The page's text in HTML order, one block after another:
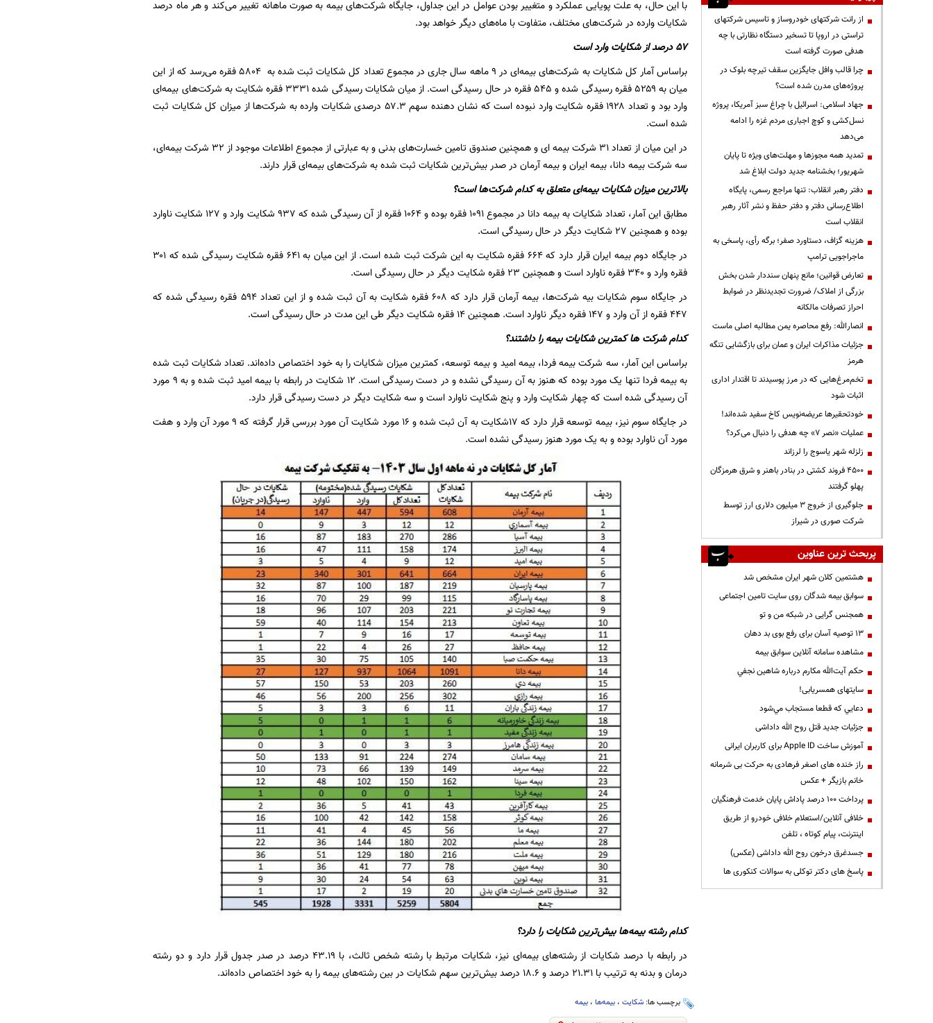
با این حال، به علت پویایی عملکرد و متغییر بودن عوامل در این جداول، جایگاه شرکت‌های بیمه به صورت ماهانه تغییر می‌کند و هر ماه درصد
شکایات وارده در شرکت‌های مختلف، متفاوت با ماه‌های دیگر خواهد بود.
۵۷ درصد از شکایات وارد است
براساس آمار کل شکایات به شرکت‌های بیمه‌ای در ۹ ماهه سال جاری در مجموع تعداد کل شکایات ثبت شده به ۵۸۰۴ فقره می‌رسد که از این
میان به ۵۲۵۹ فقره رسیدگی شده و ۵۴۵ فقره در حال رسیدگی است. از میان شکایات رسیدگی شده ۳۳۳۱ فقره شکایت به شرکت‌های بیمه‌ای
وارد بود و تعداد ۱۹۲۸ فقره شکایت وارد نبوده است که نشان دهنده سهم ۵۷.۳ درصدی شکایات وارده به شرکت‌ها از میزان کل شکایات ثبت
شده است.
در این میان از تعداد ۳۱ شرکت بیمه ای و همچنین صندوق تامین خسارت‌های بدنی و به عبارتی از مجموع اطلاعات موجود از ۳۲ شرکت بیمه‌ای،
سه شرکت بیمه دانا، بیمه ایران و بیمه آرمان در صدر بیش‌ترین شکایات ثبت شده به شرکت‌های بیمه‌ای قرار دارند.
بالاترین میزان شکایات بیمه‌ای متعلق به کدام شرکت‌ها است؟
مطابق این آمار، تعداد شکایات به بیمه دانا در مجموع ۱۰۹۱ فقره بوده و ۱۰۶۴ فقره از آن رسیدگی شده که ۹۳۷ شکایت وارد و ۱۲۷ شکایت ناوارد
بوده و همچنین ۲۷ شکایت دیگر در حال رسیدگی است.
در جایگاه دوم بیمه ایران قرار دارد که ۶۶۴ فقره شکایت به این شرکت ثبت شده است. از این میان به ۶۴۱ فقره شکایت رسیدگی شده که ۳۰۱
فقره وارد و ۳۴۰ فقره ناوارد است و همچنین ۲۳ فقره شکایت دیگر در حال رسیدگی است.
در جایگاه سوم شکایات بیه شرکت‌ها، بیمه آرمان قرار دارد که ۶۰۸ فقره شکایت به آن ثبت شده و از این تعداد ۵۹۴ فقره رسیدگی شده که
۴۴۷ فقره از آن وارد و ۱۴۷ فقره دیگر ناوارد است. همچنین ۱۴ فقره شکایت دیگر طی این مدت در حال رسیدگی است.
کدام شرکت ها کمترین شکایات بیمه را داشتند؟
براساس این آمار، سه شرکت بیمه فردا، بیمه امید و بیمه توسعه، کمترین میزان شکایات را به خود اختصاص داده‌اند. تعداد شکایات ثبت شده
به بیمه فردا تنها یک مورد بوده که هنوز به آن رسیدگی نشده و در دست رسیدگی است. ۱۲ شکایت در رابطه با بیمه امید ثبت شده و به ۹ مورد
آن رسیدگی شده است که چهار شکایت وارد و پنج شکایت ناوارد است و سه شکایت دیگر در دست رسیدگی قرار دارد.
در جایگاه سوم نیز، بیمه توسعه قرار دارد که ۱۷شکایت به آن ثبت شده و ۱۶ مورد شکایت آن مورد بررسی قرار گرفته که ۹ مورد آن وارد و هفت
مورد آن ناوارد بوده و به یک مورد هنوز رسیدگی نشده است.
کدام رشته بیمه‌ها بیش‌ترین شکایات را دارد؟
در رابطه با درصد شکایات از رشته‌های بیمه‌ای نیز، شکایات مرتبط با رشته‌ شخص ثالث، با ۴۳.۱۹ درصد در صدر جدول قرار دارد و دو رشته
درمان و بدنه به ترتیب با ۲۱.۳۱ درصد و ۱۸.۶ درصد بیش‌ترین سهم شکایات در بین رشته‌های بیمه را به خود اختصاص داده‌اند.
برچسب ها: شکایت، بیمه‌ها، بیمه
از رانت‌ شرکتهای خودروساز و تاسیس شرکتهای
تراستی در اروپا تا تسخیر دستگاه نظارتی با چه
هدفی صورت گرفته است
چرا قالب وافل جایگزین سقف تیرچه بلوک در
پروژه‌های مدرن شده است؟
جهاد اسلامی: اسرائیل با چراغ سبز آمریکا، پروژه
نسل‌کشی و کوچ اجباری مردم غزه را ادامه
می‌دهد
تمدید همه مجوزها و مهلت‌های ویژه تا پایان
شهریور؛ بخشنامه جدید دولت ابلاغ شد
دفتر رهبر انقلاب: تنها مراجع رسمی، پایگاه
اطلاع‌رسانی دفتر و دفتر حفظ و نشر آثار رهبر
انقلاب است
هزینه گزاف، دستاورد صفر؛ برگه رأی، پاسخی به
ماجراجویی ترامپ
تعارض قوانین؛ مانع پنهان سنددار شدن بخش
بزرگی از املاک/ ضرورت تجدیدنظر در ضوابط
احراز تصرفات مالکانه
انصارالله: رفع محاصره یمن مطالبه اصلی ماست
جزئیات مذاکرات ایران و عمان برای بازگشایی تنگه
هرمز
تخم‌مرغ‌هایی که در مرز پوسیدند تا اقتدار اداری
اثبات شود
خودتحقیرها عریضه‌نویس کاخ سفید شده‌اند!
عملیات «نصر ۷» چه هدفی را دنبال می‌کرد؟
زلزله شهر یاسوج را لرزاند
۴۵۰۰ فروند کشتی در بنادر باهنر و شرق هرمزگان
پهلو گرفتند
جلوگیری از خروج ۳ میلیون دلاری ارز توسط
شرکت صوری در شیراز
پربحث ترین عناوین
هشتمین کلان شهر ایران مشخص شد
سوابق بیمه شدگان روی سایت تامین اجتماعی
همجنس گرایی در شبکه من و تو
13 توصیه آسان برای رفع بوی بد دهان
مشاهده سامانه آنلاين سوابق بیمه
حكم آيت‌الله مكارم درباره شاهين نجفي
سایتهای همسریابی!
دعايي كه قطعا مستجاب مي‌شود
جزئیات جدید قتل روح الله داداشی
آموزش ساخت Apple ID برای کاربران ایرانی
راز خنده های اصغر فرهادی به حرکت بی شرمانه
خانم بازیگر + عکس
پرداخت ۱۰۰ درصد پاداش پایان خدمت فرهنگیان
خلافی آنلاین/استعلام خلافی خودرو از طریق
اینترنت، پیام کوتاه ، تلفن
جسدغرق درخون روح الله داداشی (عکس)
پاسخ های دکتر توکلی به سوالات کنکوری ها